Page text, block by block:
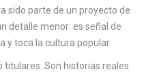
sido parte de un proyecto de
detalle menor: es señal de
y toca la cultura popular.
titulares. Son historias reales